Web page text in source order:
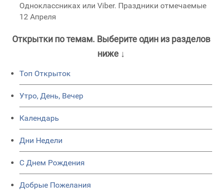
Одноклассниках или Viber. Праздники отмечаемые
12 Апреля
Открытки по темам. Выберите один из разделов
ниже ↓
Топ Открыток
Утро, День, Вечер
Календарь
Дни Недели
C Днем Рождения
Добрые Пожелания